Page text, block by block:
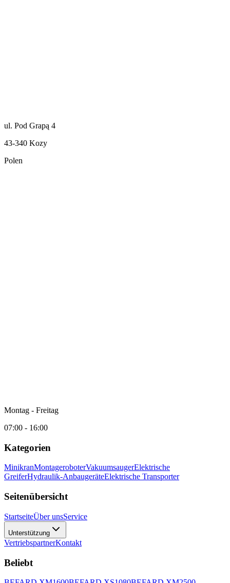
ul. Pod Grapą 4
43-340 Kozy
Polen
Montag - Freitag
07:00 - 16:00
Kategorien
MinikranMontageroboterVakuumsaugerElektrische
GreiferHydraulik-AnbaugeräteElektrische Transporter
Seitenübersicht
StartseiteÜber unsService
Unterstützung
VertriebspartnerKontakt
Beliebt